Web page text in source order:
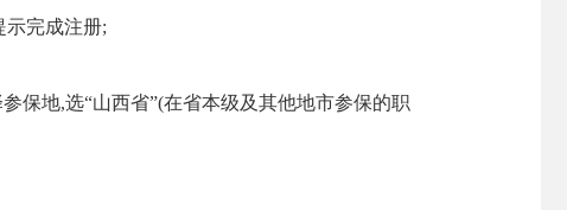
示完成注册;
保地,选“山西省”(在省本级及其他地市参保的职